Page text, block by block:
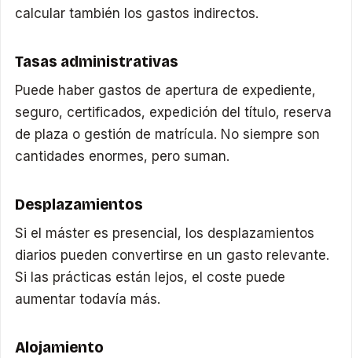
calcular también los gastos indirectos.
Tasas administrativas
Puede haber gastos de apertura de expediente,
seguro, certificados, expedición del título, reserva
de plaza o gestión de matrícula. No siempre son
cantidades enormes, pero suman.
Desplazamientos
Si el máster es presencial, los desplazamientos
diarios pueden convertirse en un gasto relevante.
Si las prácticas están lejos, el coste puede
aumentar todavía más.
Alojamiento